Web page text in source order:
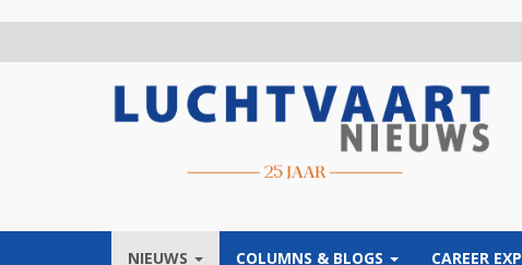
NIEUWS COLUMNS & BLOGS CAREER